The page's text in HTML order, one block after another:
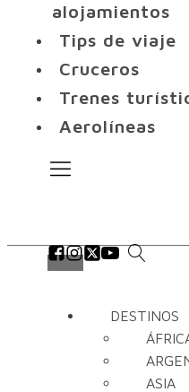
alojamientos
Tips de viaje
Cruceros
Trenes
Aerolíneas
DESTINOS
ASIA